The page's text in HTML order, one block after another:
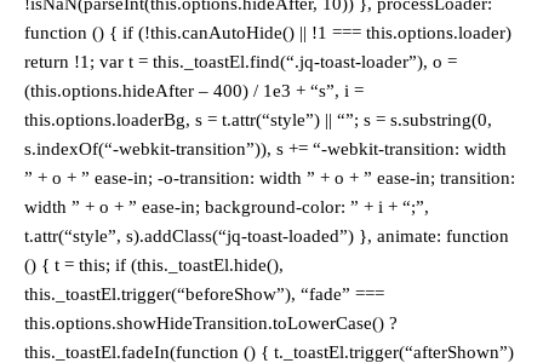
function () { if (!this.canAutoHide() || !1 === this.options.loader)
return !1; var t = this._toastEl.find(“.jq-toast-loader”), o =
(this.options.hideAfter – 400) / 1e3 + “s”, i =
this.options.loaderBg, s = t.attr(“style”) || “”; s = s.substring(0,
s.indexOf(“-webkit-transition”)), s += “-webkit-transition: width
” + o + ” ease-in; -o-transition: width ” + o + ” ease-in; transition:
width ” + o + ” ease-in; background-color: ” + i + “;”,
t.attr(“style”, s).addClass(“jq-toast-loaded”) }, animate: function
() { t = this; if (this._toastEl.hide(),
this._toastEl.trigger(“beforeShow”), “fade” ===
this.options.showHideTransition.toLowerCase() ?
this._toastEl.fadeIn(function () { t._toastEl.trigger(“afterShown”)